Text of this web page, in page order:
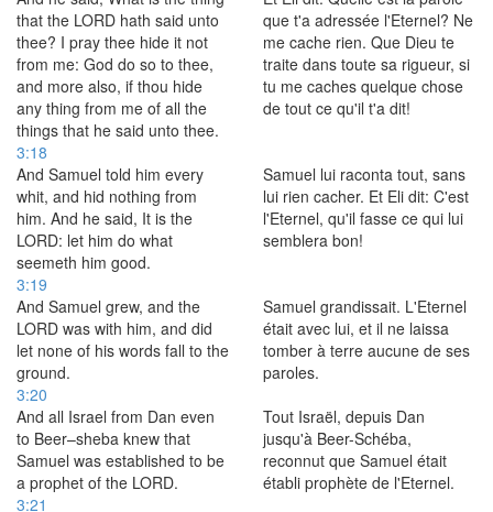
that the LORD hath said unto
thee? I pray thee hide it not
from me: God do so to thee,
and more also, if thou hide
any thing from me of all the
things that he said unto thee.
que t'a adressée l'Eternel? Ne
me cache rien. Que Dieu te
traite dans toute sa rigueur, si
tu me caches quelque chose
de tout ce qu'il t'a dit!
3:18
And Samuel told him every
whit, and hid nothing from
him. And he said, It is the
LORD: let him do what
seemeth him good.
Samuel lui raconta tout, sans
lui rien cacher. Et Eli dit: C'est
l'Eternel, qu'il fasse ce qui lui
semblera bon!
3:19
And Samuel grew, and the
LORD was with him, and did
let none of his words fall to the
ground.
Samuel grandissait. L'Eternel
était avec lui, et il ne laissa
tomber à terre aucune de ses
paroles.
3:20
And all Israel from Dan even
to Beer–sheba knew that
Samuel was established to be
a prophet of the LORD.
Tout Israël, depuis Dan
jusqu'à Beer-Schéba,
reconnut que Samuel était
établi prophète de l'Eternel.
3:21